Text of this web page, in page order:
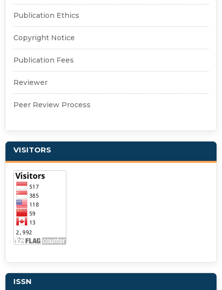
Publication Ethics
Copyright Notice
Publication Fees
Reviewer
Peer Review Process
VISITORS
ISSN